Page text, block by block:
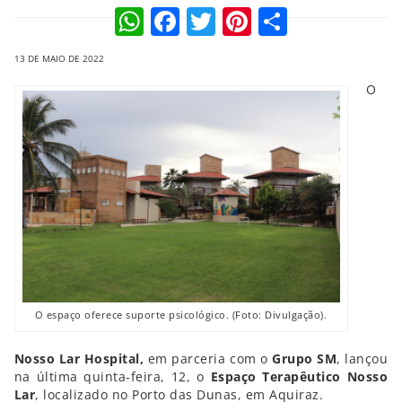
WhatsApp
Facebook
TwitterPinterest
13 DE MAIO DE 2022
O espaço oferece suporte psicológico. (Foto: Divulgação).
O
Nosso Lar Hospital, em parceria com oGrupo SM, lançou
na última quinta-feira, 12, o Espaço Terapêutico Nosso
Lar, localizado no Porto das Dunas, em Aquiraz.